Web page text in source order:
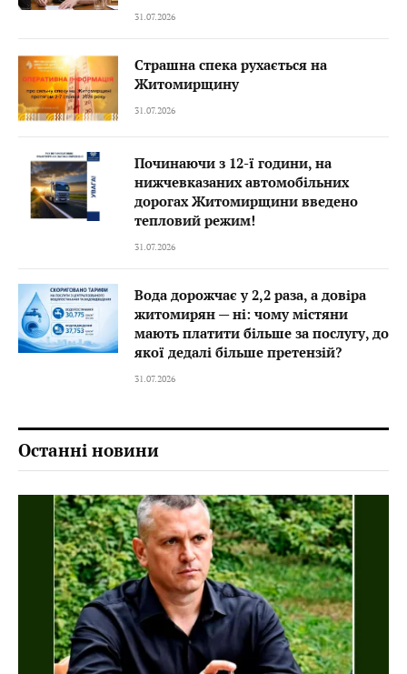
31.07.2026
Страшна спека рухається на
Житомирщину
31.07.2026
Починаючи з 12-ї години, на
нижчевказаних автомобільних
дорогах Житомирщини введено
тепловий режим!
31.07.2026
Вода дорожчає у 2,2 раза, а довіра
житомирян — ні: чому містяни
мають платити більше за послугу, до
якої дедалі більше претензій?
31.07.2026
Останні новини